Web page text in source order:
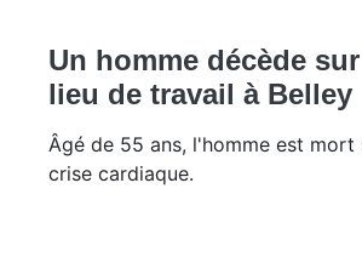
Un homme décède
lieu de travail à Belley
Âgé de 55 ans, l'homme est mort
crise cardiaque.